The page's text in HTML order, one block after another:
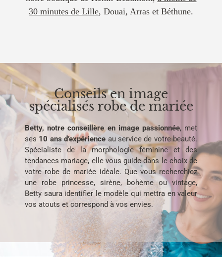
30 minutes de Lille, Douai, Arras et Béthune.
Conseils en image
spécialisés robe de mariée
Betty, notre conseillère en image passionnée, met
ses 10 ans d’expérience au service de votre beauté.
Spécialiste de la morphologie féminine et des
tendances mariage, elle vous guide dans le choix de
votre robe de mariée idéale. Que vous recherchiez
une robe princesse, sirène, bohème ou vintage,
Betty saura identifier le modèle qui mettra en valeur
vos atouts et correspond à vos envies.